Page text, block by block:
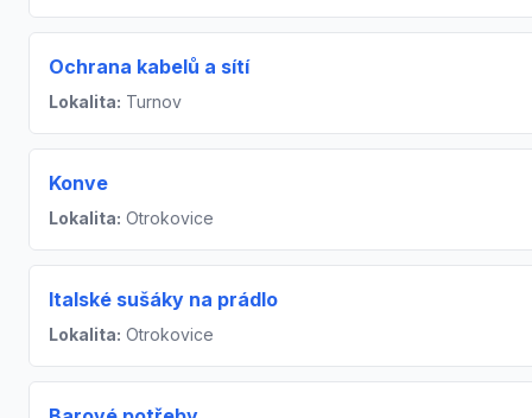
Ochrana kabelů a sítí
Lokalita: Turnov
Konve
Lokalita: Otrokovice
Italské sušáky na prádlo
Lokalita: Otrokovice